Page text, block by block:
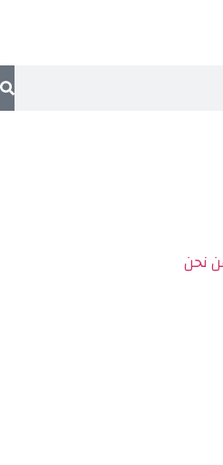
نحن